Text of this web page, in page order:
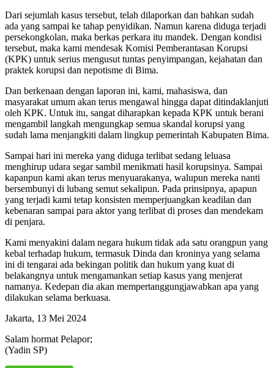
Dari sejumlah kasus tersebut, telah dilaporkan dan bahkan sudah
ada yang sampai ke tahap penyidikan. Namun karena diduga terjadi
persekongkolan, maka berkas perkara itu mandek. Dengan kondisi
tersebut, maka kami mendesak Komisi Pemberantasan Korupsi
(KPK) untuk serius mengusut tuntas penyimpangan, kejahatan dan
praktek korupsi dan nepotisme di Bima.
Dan berkenaan dengan laporan ini, kami, mahasiswa, dan
masyarakat umum akan terus mengawal hingga dapat ditindaklanjuti
oleh KPK. Untuk itu, sangat diharapkan kepada KPK untuk berani
mengambil langkah mengungkap semua skandal korupsi yang
sudah lama menjangkiti dalam lingkup pemerintah Kabupaten Bima.
Sampai hari ini mereka yang diduga terlibat sedang leluasa
menghirup udara segar sambil menikmati hasil korupsinya. Sampai
kapanpun kami akan terus menyuarakanya, walupun mereka nanti
bersembunyi di lubang semut sekalipun. Pada prinsipnya, apapun
yang terjadi kami tetap konsisten memperjuangkan keadilan dan
kebenaran sampai para aktor yang terlibat di proses dan mendekam
di penjara.
Kami menyakini dalam negara hukum tidak ada satu orangpun yang
kebal terhadap hukum, termasuk Dinda dan kroninya yang selama
ini di tengarai ada bekingan politik dan hukum yang kuat di
belakangnya untuk mengamankan setiap kasus yang menjerat
namanya. Kedepan dia akan mempertanggungjawabkan apa yang
dilakukan selama berkuasa.
Jakarta, 13 Mei 2024
Salam hormat Pelapor;
(Yadin SP)